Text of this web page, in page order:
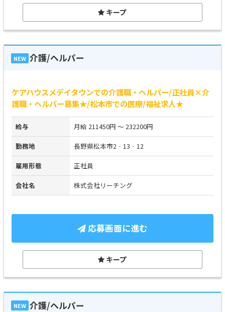
キープ
NEW 介護/ヘルパー
ケアハウスメデイタウンでの介護職・ヘルパー/正社員×介
護職・ヘルパー募集★/松本市での医療/福祉求人★
給与 月給 211450円 ～ 232200円
勤務地 長野県松本市2‐13‐12
雇用形態 正社員
会社名 株式会社リーチング
応募画面に進む
キープ
NEW 介護/ヘルパー